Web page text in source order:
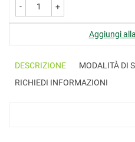
- +
Aggiungi
DESCRIZIONE
MODALITÀ DI
RICHIEDI INFORMAZIONI